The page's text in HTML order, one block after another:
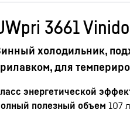
3661
холодильник,
для
энергетической
полезный объем 107 л